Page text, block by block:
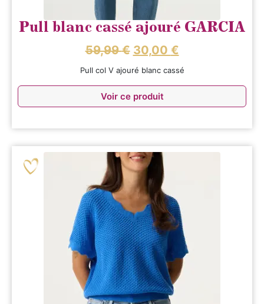
Pull blanc cassé ajouré GARCIA
59,99€ 30,00 €
Pull col V ajouré blanc cassé
Voir ce produit